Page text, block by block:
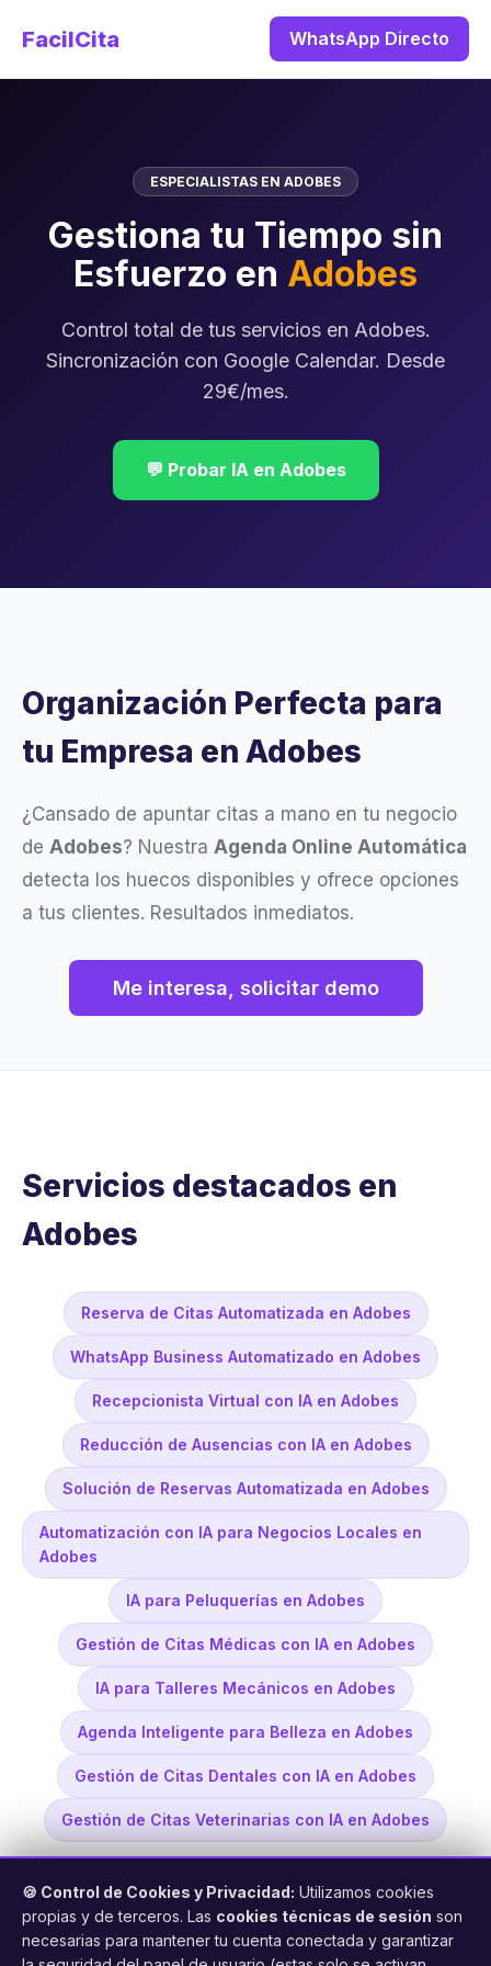
FacilCita WhatsApp Directo
ESPECIALISTAS EN ADOBES
Gestiona tu Tiempo sin
Esfuerzo en Adobes
Control total de tus servicios en Adobes.
Sincronización con Google Calendar. Desde
29€/mes.
💬 Probar IA en Adobes
Organización Perfecta para
tu Empresa en Adobes
¿Cansado de apuntar citas a mano en tu negocio
de Adobes? Nuestra Agenda Online Automática
detecta los huecos disponibles y ofrece opciones
a tus clientes. Resultados inmediatos.
Me interesa, solicitar demo
Servicios destacados en
Adobes
Reserva de Citas Automatizada en Adobes
WhatsApp Business Automatizado en Adobes
Recepcionista Virtual con IA en Adobes
Reducción de Ausencias con IA en Adobes
Solución de Reservas Automatizada en Adobes
Automatización con IA para Negocios Locales en
Adobes
IA para Peluquerías en Adobes
Gestión de Citas Médicas con IA en Adobes
IA para Talleres Mecánicos en Adobes
Agenda Inteligente para Belleza en Adobes
Gestión de Citas Dentales con IA en Adobes
Gestión de Citas Veterinarias con IA en Adobes
🍪 Control de Cookies y Privacidad: Utilizamos cookies
propias y de terceros. Las cookies técnicas de sesión son
necesarias para mantener tu cuenta conectada y garantizar